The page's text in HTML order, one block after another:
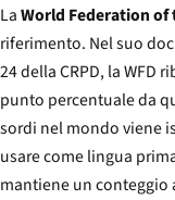
LaWorld Federation of
riferimento. Nel suo
24 della CRPD, la WFD
punto percentuale da
sordi nel mondo viene
usare come lingua
mantiene un